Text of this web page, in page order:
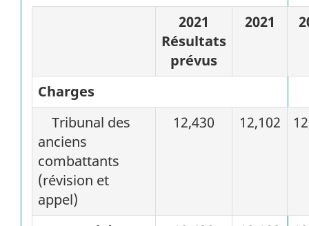
2021
Résultats
prévus
2021
Charges
Tribunal des
anciens
combattants
(révision et
appel)
12,430 12,102